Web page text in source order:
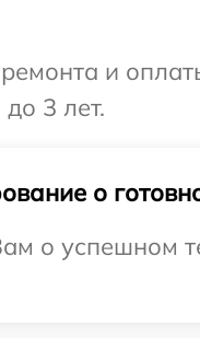
и
3 лет.
о
о успешном